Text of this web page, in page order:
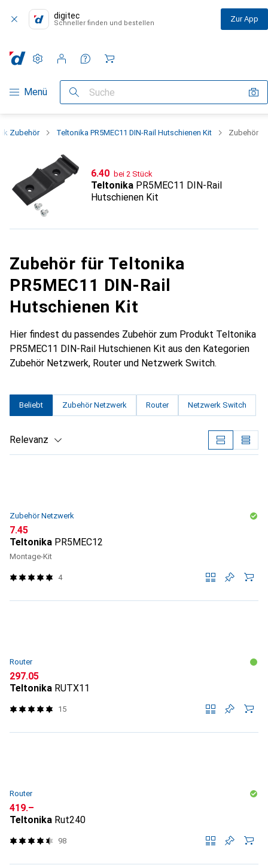
digitec
Schneller finden und bestellen Zur App
Navigation nach Kategorien
Menü Suche
Einstellungen
Kundenkonto
Vergleichslisten
Merklisten
Warenkorb
Zubehör Teltonika PR5MEC11 DIN-Rail Hutschienen Kit Zubehör
CHF
6.40 bei 2 Stück
Teltonika PR5MEC11 DIN-Rail
Hutschienen Kit
Zubehör für Teltonika
PR5MEC11 DIN-Rail
Hutschienen Kit
Hier findest du passendes Zubehör zum Produkt Teltonika
PR5MEC11 DIN-Rail Hutschienen Kit aus den Kategorien
Zubehör Netzwerk, Router und Netzwerk Switch.
Beliebt Zubehör Netzwerk Router Netzwerk Switch
Relevanz
Zubehör Netzwerk
CHF
7.45
Teltonika PR5MEC12
Montage-Kit
4
Router
CHF
297.05
Teltonika RUTX11
15
Router
CHF
419.–
Teltonika Rut240
98